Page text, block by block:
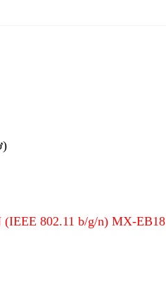
(IEEE 802.11 b/g/n) MX-EB18